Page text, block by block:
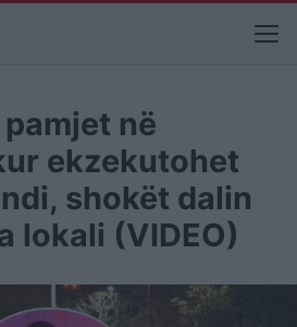
në
ekzekutohet
shokët dalin
lokali (VIDEO)